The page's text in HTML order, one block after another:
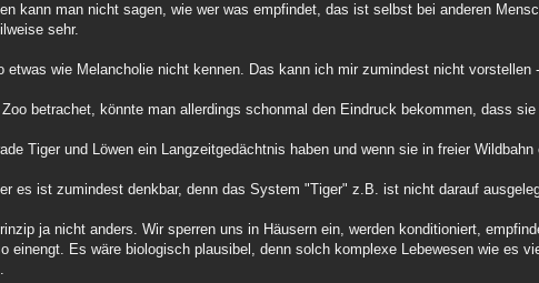
kann man nicht sagen, wie wer was empfindet, das ist selbst bei anderen
sehr.
etwas wie Melancholie nicht kennen. Das kann ich mir zumindest nicht
betrachet, könnte man allerdings schonmal den Eindruck bekommen, dass
Tiger und Löwen ein Langzeitgedächtnis haben und wenn sie in freier
es ist zumindest denkbar, denn das System "Tiger" z.B. ist nicht darauf
ja nicht anders. Wir sperren uns in Häusern ein, werden konditioniert,
einengt. Es wäre biologisch plausibel, denn solch komplexe Lebewesen wie es